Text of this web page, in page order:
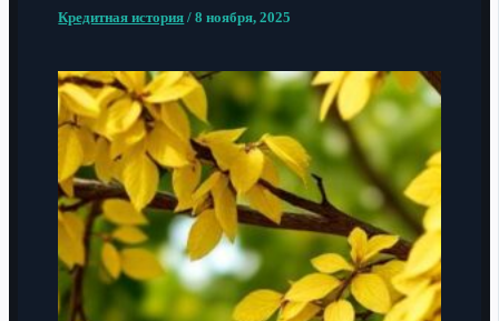
Кредитная история /8 ноября, 2025